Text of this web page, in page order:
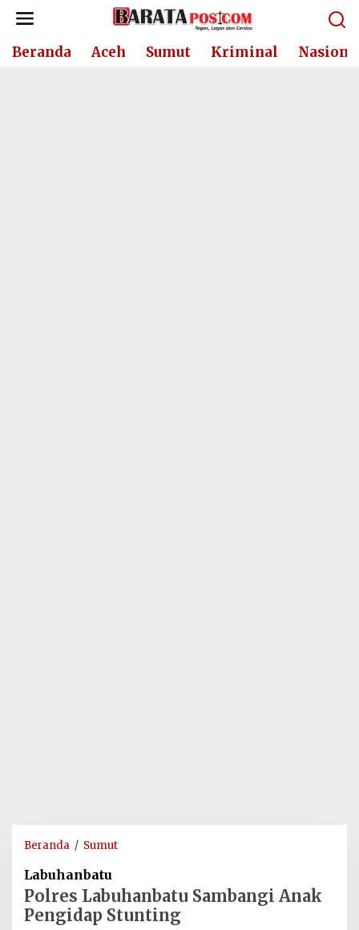
Lewati
konten
Beranda Aceh Sumut Kriminal
Beranda / SumutPolres
Anak
Pengidap
Labuhanbatu
Polres Labuhanbatu Sambangi Anak
Pengidap Stunting